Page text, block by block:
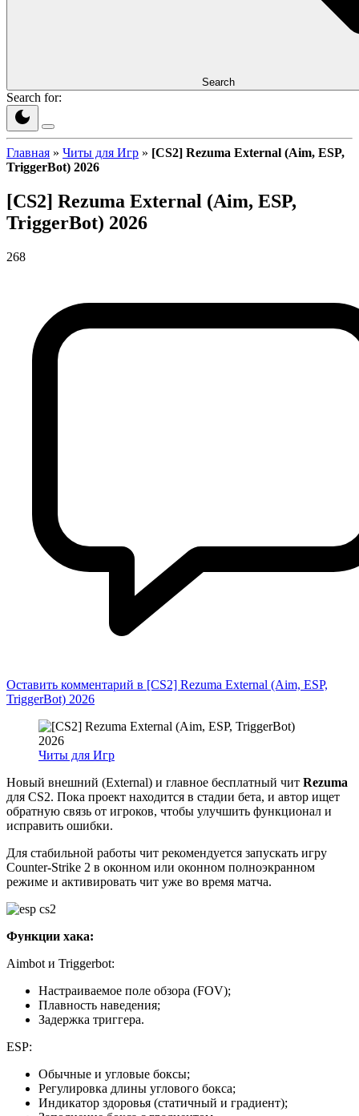
Search
Search for:
Главная » Читы для Игр » [CS2] Rezuma External (Aim, ESP,
TriggerBot) 2026
[CS2] Rezuma External (Aim, ESP,
TriggerBot) 2026
268
Оставить комментарий в [CS2] Rezuma External (Aim, ESP,
TriggerBot) 2026
Читы для Игр
Новый внешний (External) и главное бесплатный чит Rezuma
для CS2. Пока проект находится в стадии бета, и автор ищет
обратную связь от игроков, чтобы улучшить функционал и
исправить ошибки.
Для стабильной работы чит рекомендуется запускать игру
Counter-Strike 2 в оконном или оконном полноэкранном
режиме и активировать чит уже во время матча.
Функции хака:
Aimbot и Triggerbot:
Настраиваемое поле обзора (FOV);
Плавность наведения;
Задержка триггера.
ESP:
Обычные и угловые боксы;
Регулировка длины углового бокса;
Индикатор здоровья (статичный и градиент);